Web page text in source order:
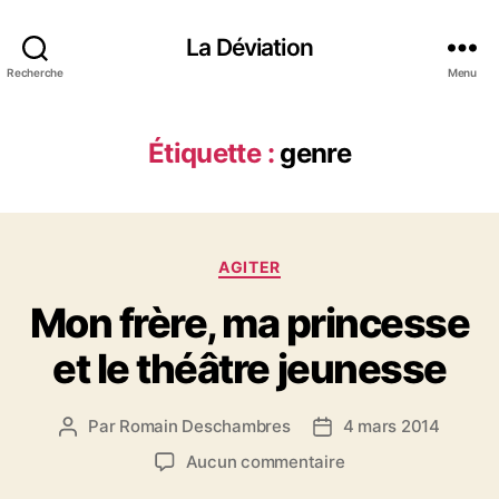
Recherche
La Déviation
Menu
Étiquette : genre
C
t
é
g
o
i
e
AGITER
Mon frère, ma princesse
et le théâtre jeunesse
A Par Romain Deschambres
D
a
4 mars 2014
Aucun commentaires